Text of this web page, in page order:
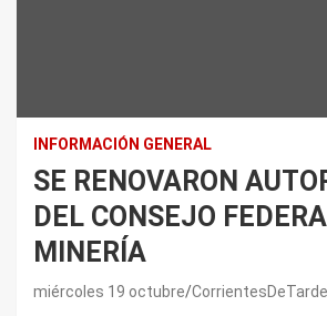
INFORMACIÓN GENERAL
SE RENOVARON
DEL CONSEJO
MINERÍA
miércoles 19 octubre